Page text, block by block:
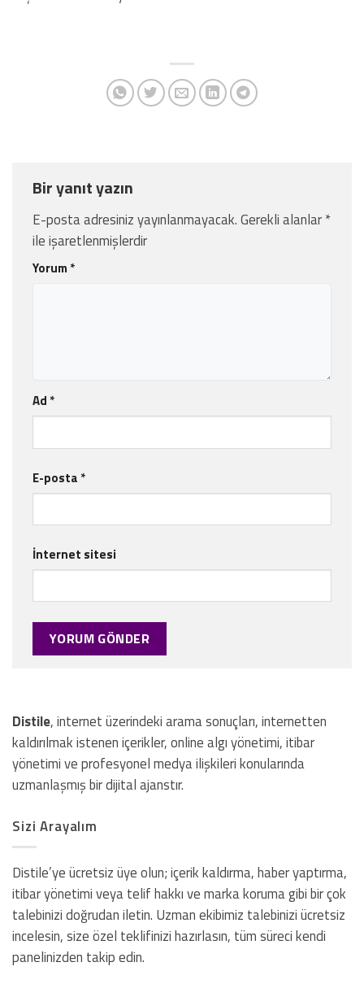
Bir yanıt yazın
E-posta adresiniz yayınlanmayacak.Gerekli alanlar*
ile işaretlenmişlerdir
Yorum *
Ad *
E-posta *
İnternet sitesi
Distile, internet üzerindeki arama sonuçları, internetten
kaldırılmak istenen içerikler, online algı yönetimi, itibar
yönetimi ve profesyonel medya ilişkileri konularında
uzmanlaşmış bir dijital ajanstır.
Sizi Arayalım
Distile’ye ücretsiz üye olun; içerik kaldırma, haber yaptırma,
itibar yönetimi veya telif hakkı ve marka koruma gibi bir çok
talebinizi doğrudan iletin. Uzman ekibimiz talebinizi ücretsiz
incelesin, size özel teklifinizi hazırlasın, tüm süreci kendi
panelinizden takip edin.